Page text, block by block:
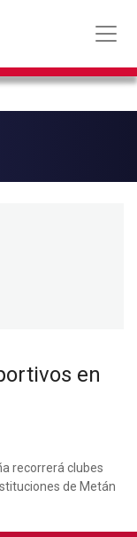
en
recorrerá clubes
de Metán